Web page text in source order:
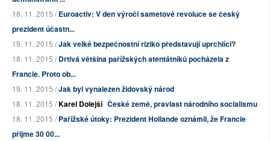
18. 11. 2015 /Euroactiv: V den výročí sametové revoluce se český
prezident účastn...
19. 11. 2015 /Jak velké bezpečnostní riziko představují uprchlíci?
18. 11. 2015 /Drtivá většina pařížských atentátníků pocházela z
Francie. Proto ob...
19. 11. 2015 /Jak byl vynalezen židovský národ
18. 11. 2015 /Karel Dolejší České země, pravlast národního socialismu
18. 11. 2015 /Pařížské útoky: Prezident Hollande oznámil, že Francie
přijme 30 00...